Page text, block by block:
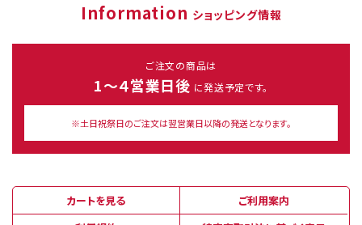
Information ショッピング情報
ご注文の商品は
1～４営業日後 に発送予定です。
※土日祝祭日のご注文は翌営業日以降の発送となります。
カートを見る
ご利用案内